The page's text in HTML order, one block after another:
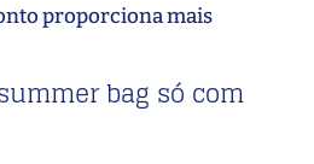
proporciona mais
bag só com